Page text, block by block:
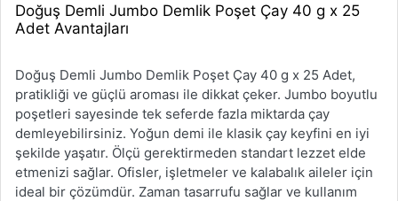
Doğuş Demli Jumbo Demlik Poşet Çay 40 g x 25
Adet Avantajları
Doğuş Demli Jumbo Demlik Poşet Çay 40 g x 25 Adet,
pratikliği ve güçlü aroması ile dikkat çeker. Jumbo boyutlu
poşetleri sayesinde tek seferde fazla miktarda çay
demleyebilirsiniz. Yoğun demi ile klasik çay keyfini en iyi
şekilde yaşatır. Ölçü gerektirmeden standart lezzet elde
etmenizi sağlar. Ofisler, işletmeler ve kalabalık aileler için
ideal bir çözümdür. Zaman tasarrufu sağlar ve kullanım